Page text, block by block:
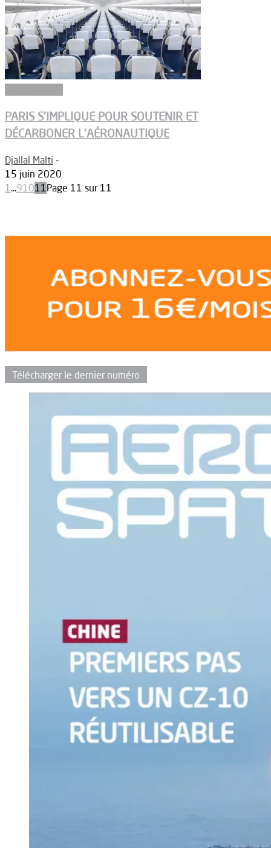
PARIS S’IMPLIQUE POUR SOUTENIR ET
DÉCARBONER L’AÉRONAUTIQUE
Djallal Malti -
15 juin 2020
1...91011Page 11 sur 11
Télécharger le dernier numéro